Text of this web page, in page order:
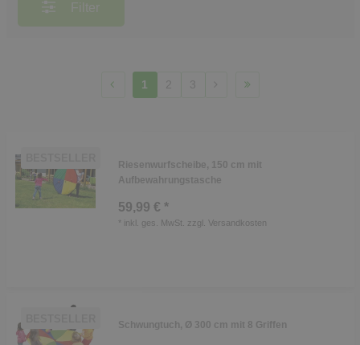
Filter
1 2 3
Riesenwurfscheibe, 150 cm mit
Aufbewahrungstasche
59,99 € *
* inkl. ges. MwSt. zzgl. Versandkosten
Schwungtuch, Ø 300 cm mit 8 Griffen